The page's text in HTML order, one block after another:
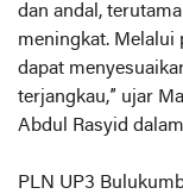
dan andal,
meningkat. Melalui
dapat
terjangkau,” ujar
Abdul Rasyid
PLN UP3